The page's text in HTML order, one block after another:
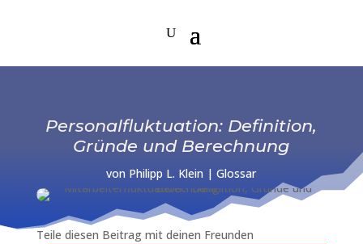
Personalfluktuation: Definition,
Gründe und Berechnung
von Philipp L. Klein |Glossar
Teile diesen Beitrag mit deinen Freunden